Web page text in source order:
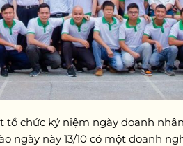
tổ chức kỷ niệm ngày doanh
ngày này 13/10 có một doanh